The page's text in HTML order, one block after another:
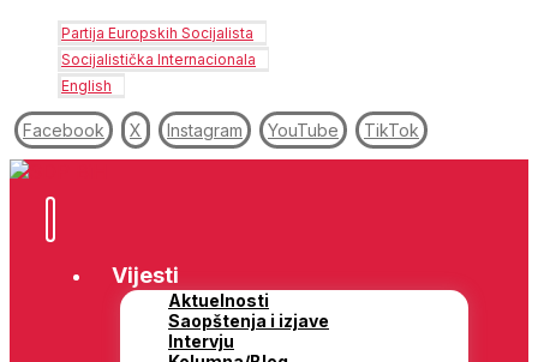
Partija Europskih Socijalista
Socijalistička Internacionala
English
Facebook X Instagram YouTube TikTok
Vijesti
Aktuelnosti
Saopštenja i izjave
Intervju